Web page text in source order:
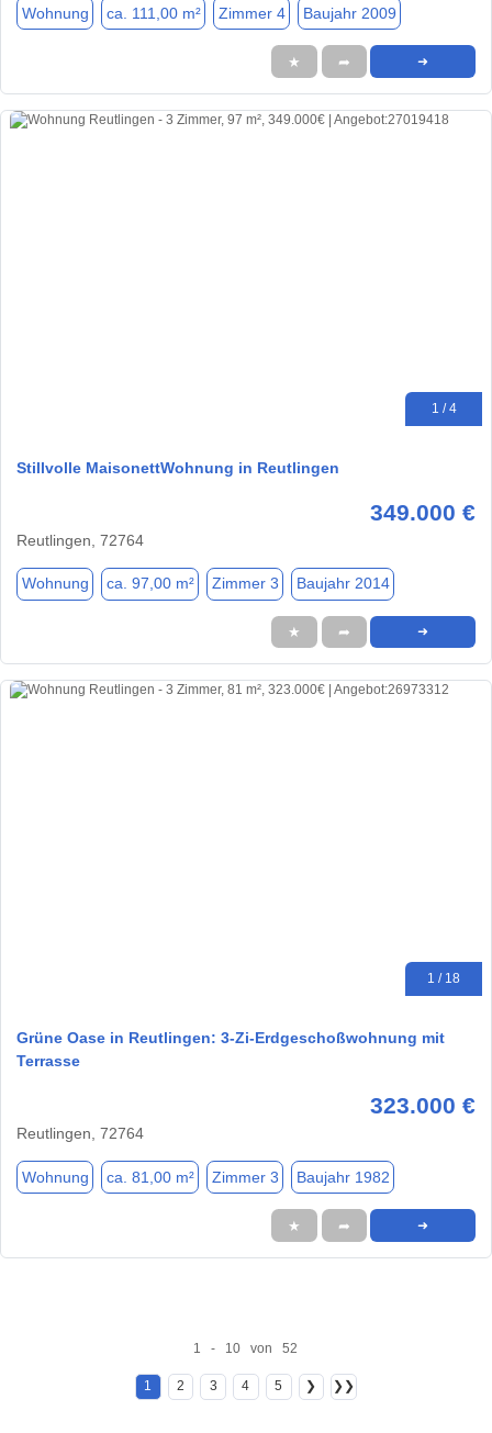
Wohnung ca. 111,00 m² Zimmer 4 Baujahr 2009
★ ➦ ➜
1 / 4
Stillvolle MaisonettWohnung in Reutlingen
349.000 €
Reutlingen, 72764
Wohnung ca. 97,00 m² Zimmer 3 Baujahr 2014
★ ➦ ➜
1 / 18
Grüne Oase in Reutlingen: 3-Zi-Erdgeschoßwohnung mit
Terrasse
323.000 €
Reutlingen, 72764
Wohnung ca. 81,00 m² Zimmer 3 Baujahr 1982
★ ➦ ➜
1 - 10 von 52
1 2 3 4 5 ❯ ❯❯